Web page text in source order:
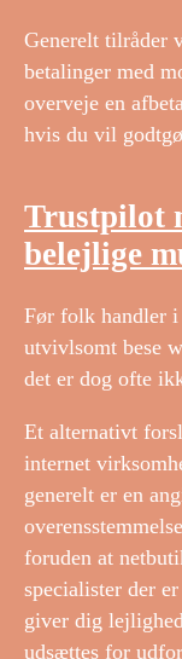
Generelt tilråder
betalinger med
overveje en
hvis du vil
Trustpilot
belejlige
Før folk handler i
utvivlsomt bese
det er dog ofte
Et alternativt
internet
generelt er en
foruden at
specialister der
giver dig
udsættes for